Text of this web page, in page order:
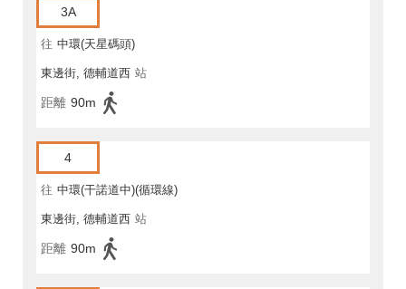
3A
往 中環(天星碼頭)
東邊街, 德輔道西 站
距離 90m
4
往 中環(干諾道中)(循環線)
東邊街, 德輔道西 站
距離 90m